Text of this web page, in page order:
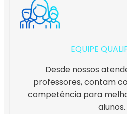
EQUIPE
Desde nossos
professores, contam
competência para
alunos.